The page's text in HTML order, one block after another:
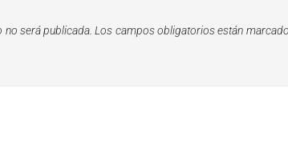
no será publicada. Los campos obligatorios están